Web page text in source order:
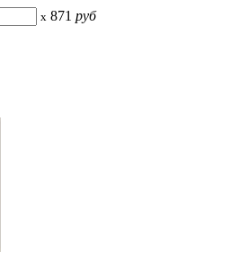
x 871 руб